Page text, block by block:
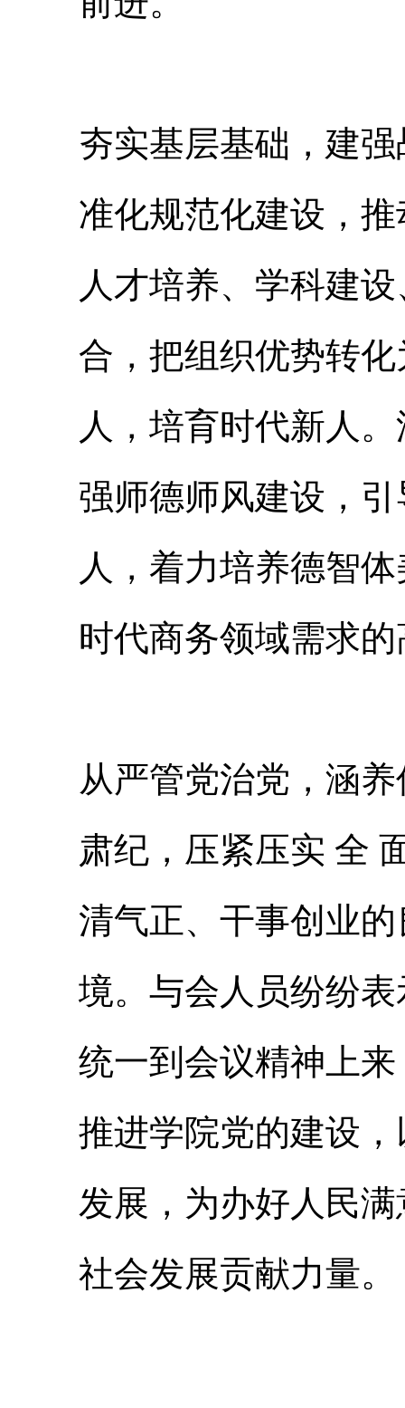
夯实基层基础，建
准化规范化建设，
人才培养、学科建
合，把组织优势转
人，培育时代新人
强师德师风建设，
人，着力培养德智
时代商务领域需求
从严管党治党，涵
肃纪，压紧压实 全
清气正、干事创业
境。与会人员纷纷
统一到会议精神上
推进学院党的建设
发展，为办好人民
社会发展贡献力量。